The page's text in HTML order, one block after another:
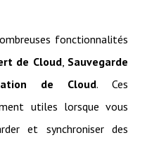
fonctionnalités
de Cloud, Sauvegarde
de Cloud. Ces
utiles lorsque vous
et synchroniser des